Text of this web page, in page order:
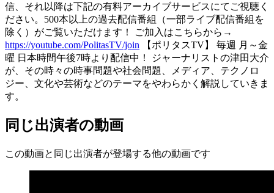
信、それ以降は下記の有料アーカイブサービスにてご視聴く
ださい。500本以上の過去配信番組（一部ライブ配信番組を
除く）がご覧いただけます！ ご加入はこちらから→
https://youtube.com/PolitasTV/join 【ポリタスTV】 毎週 月～金
曜 日本時間午後7時より配信中！ ジャーナリストの津田大介
が、その時々の時事問題や社会問題、メディア、テクノロ
ジー、文化や芸術などのテーマをやわらかく解説していきま
す。
同じ出演者の動画
この動画と同じ出演者が登場する他の動画です